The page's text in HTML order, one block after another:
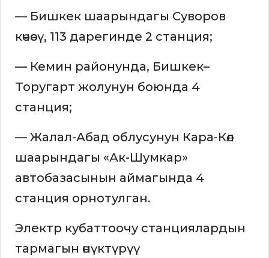
— Бишкек шаарындагы Суворов
көчөсү, 113 дарегинде 2 станция;
— Кемин районунда, Бишкек–
Торугарт жолунун боюнда 4
станция;
— Жалал-Абад облусунун Кара-Көл
шаарындагы «Ак-Шумкар»
автобазасынын аймагында 4
станция орнотулган.
Электр кубаттоочу станциялардын
тармагын өнүктүрүү